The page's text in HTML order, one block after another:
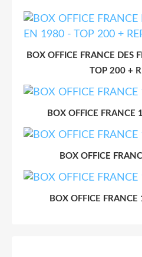
BOX OFFICE FRANCE DES
TOP 200 +
BOX OFFICE FRANCE
BOX OFFICE
BOX OFFICE